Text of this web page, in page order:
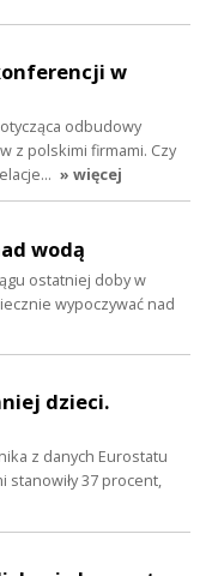
w
odbudowy
z polskimi firmami. Czy
» więcej
wodą
ostatniej doby w
wypoczywać nad
dzieci.
z danych Eurostatu
stanowiły 37 procent,